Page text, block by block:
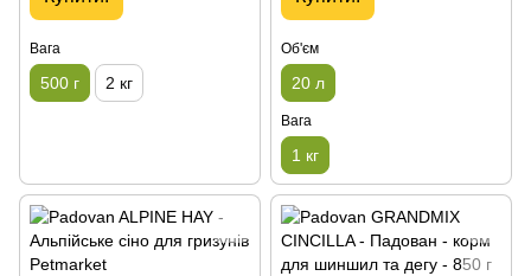
Вага
500 г 2 кг
Об'єм
20 л
Вага
1 кг